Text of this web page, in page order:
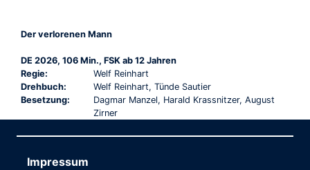
Der verlorenen Mann
DE 2026, 106 Min., FSK ab 12 Jahren
Regie:
Welf Reinhart
Drehbuch:
Welf Reinhart, Tünde Sautier
Besetzung:
Dagmar Manzel, Harald Krassnitzer, August
Zirner
Impressum